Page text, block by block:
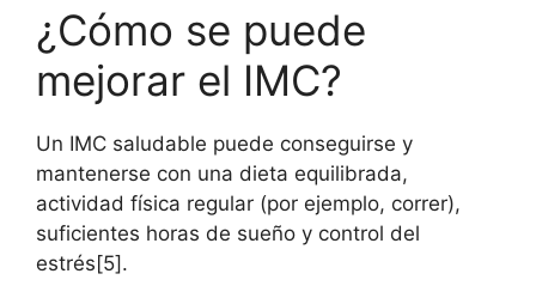
¿Cómo se puede
mejorar el IMC?
Un IMC saludable puede conseguirse y
mantenerse con una dieta equilibrada,
actividad física regular (por ejemplo, correr),
suficientes horas de sueño y control del
estrés[5].